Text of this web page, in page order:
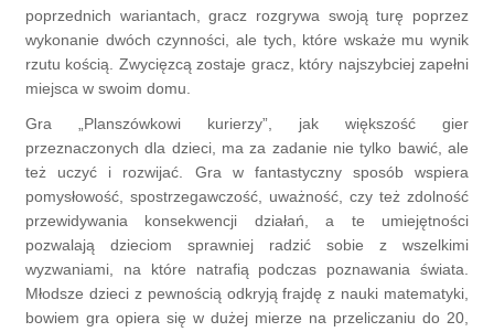
poprzednich wariantach, gracz rozgrywa swoją turę poprzez
wykonanie dwóch czynności, ale tych, które wskaże mu wynik
rzutu kością. Zwycięzcą zostaje gracz, który najszybciej zapełni
miejsca w swoim domu.
Gra „Planszówkowi kurierzy”, jak większość gier
przeznaczonych dla dzieci, ma za zadanie nie tylko bawić, ale
też uczyć i rozwijać. Gra w fantastyczny sposób wspiera
pomysłowość, spostrzegawczość, uważność, czy też zdolność
przewidywania konsekwencji działań, a te umiejętności
pozwalają dzieciom sprawniej radzić sobie z wszelkimi
wyzwaniami, na które natrafią podczas poznawania świata.
Młodsze dzieci z pewnością odkryją frajdę z nauki matematyki,
bowiem gra opiera się w dużej mierze na przeliczaniu do 20,